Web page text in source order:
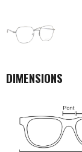
DIMENSIONS